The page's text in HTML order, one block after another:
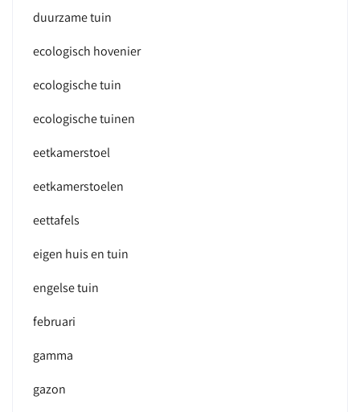
duurzame tuin
ecologisch hovenier
ecologische tuin
ecologische tuinen
eetkamerstoel
eetkamerstoelen
eettafels
eigen huis en tuin
engelse tuin
februari
gamma
gazon